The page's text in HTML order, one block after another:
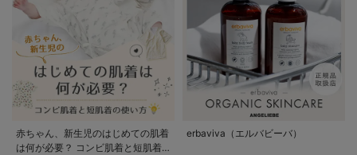
赤ちゃん、新生児のはじめての肌着
は何が必要？ コンビ肌着と短肌着
erbaviva（エルバビーバ）